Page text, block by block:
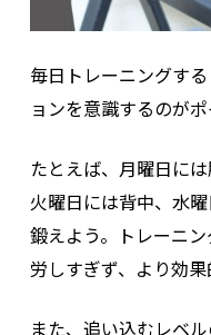
毎日トレーニングす
ョンを意識するのがポ
たとえば、月曜日に
火曜日には背中、水
鍛えよう。トレーニ
労しすぎず、より効
また、追い込むレベ